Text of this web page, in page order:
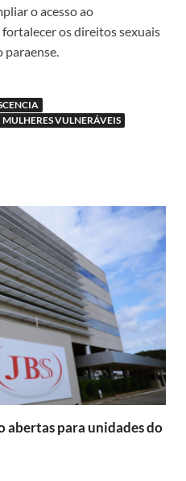
o acesso ao
os direitos sexuais
paraense.
MULHERES VULNERÁVEIS
abertas para unidades do